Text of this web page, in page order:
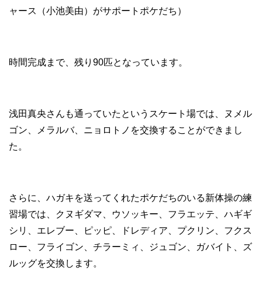
ャース（小池美由）がサポートポケだち）
時間完成まで、残り90匹となっています。
浅田真央さんも通っていたというスケート場では、ヌメル
ゴン、メラルバ、ニョロトノを交換することができまし
た。
さらに、ハガキを送ってくれたポケだちのいる新体操の練
習場では、クヌギダマ、ウソッキー、フラエッテ、ハギギ
シリ、エレブー、ピッピ、ドレディア、プクリン、フクス
ロー、フライゴン、チラーミィ、ジュゴン、ガバイト、ズ
ルッグを交換します。